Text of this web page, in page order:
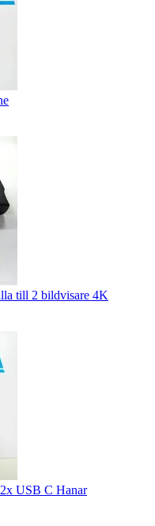
till 2 bildvisare 4K
USB C Hanar